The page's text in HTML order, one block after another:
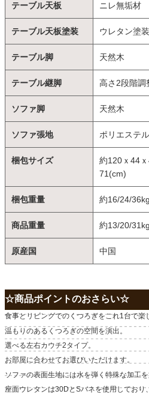
テーブル天板 ニレ無垢材
テーブル天板塗装 ウレタン塗装
テーブル脚 天然木
テーブル継脚 高さ2段階調
ソファ脚 天然木
ソファ張地 ポリエステル
梱包サイズ
約120ｘ44
71(cm)
梱包重量 約16/24/36kg
商品重量 約13/20/31kg
原産国 中国
☆商品ポイントのおさらい☆
食事とリビングでのくつろぎをこれ1台で楽
温もりのあるくつろぎの空間を演出。
選べる左右カウチ2タイプ。
お部屋に合わせてお選びいただけます。
ソファの表面生地には水を弾く特殊な加工
座面ウレタンは30DとSバネを使用してお